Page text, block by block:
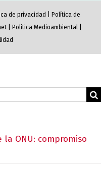
de privacidad
Política de
| Política Medioambiental|
ONU: compromiso